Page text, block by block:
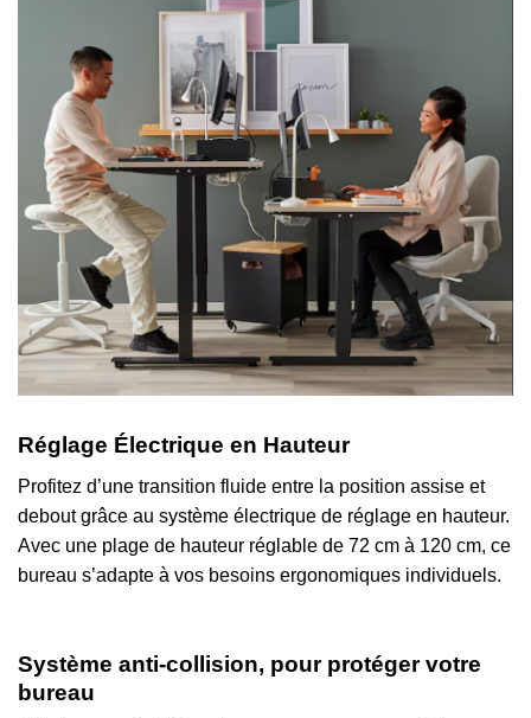
Réglage Électrique en Hauteur
Profitez d’une transition fluide entre la position assise et
debout grâce au système électrique de réglage en hauteur.
Avec une plage de hauteur réglable de 72 cm à 120 cm, ce
bureau s’adapte à vos besoins ergonomiques individuels.
Système anti-collision, pour protéger votre
bureau